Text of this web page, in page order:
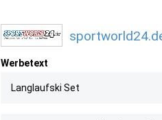
Werbetext
Langlaufski Set